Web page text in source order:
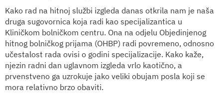
Kako rad na hitnoj službi izgleda danas otkrila nam je naša
druga sugovornica koja radi kao specijalizantica u
Kliničkom bolničkom centru. Ona na odjelu Objedinjenog
hitnog bolničkog prijama (OHBP) radi povremeno, odnosno
učestalost rada ovisi o godini specijalizacije. Kako kaže,
njezin radni dan uglavnom izgleda vrlo kaotično, a
prvenstveno ga uzrokuje jako veliki obujam posla koji se
mora relativno brzo obaviti.